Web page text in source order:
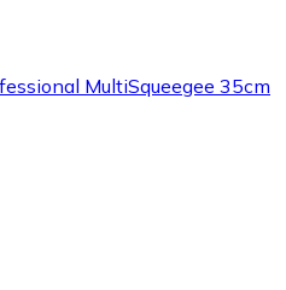
MultiSqueegee 35cm